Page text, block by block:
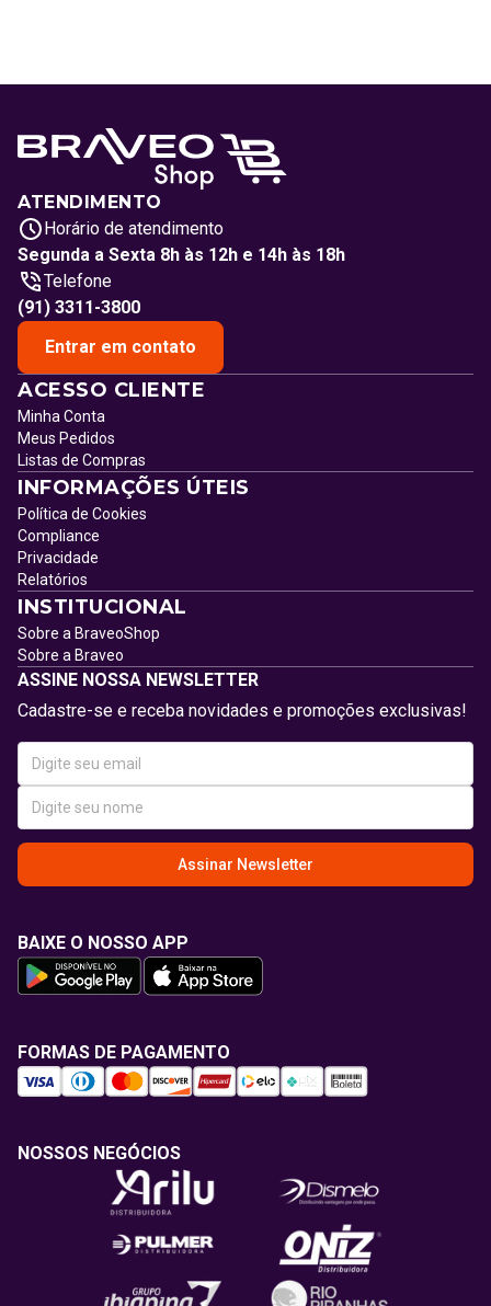
ATENDIMENTO
Horário de atendimento
Segunda a Sexta 8h às 12h e 14h às 18h
Telefone
(91) 3311-3800
Entrar em contato
ACESSO CLIENTE
Minha Conta
Meus Pedidos
Listas de Compras
INFORMAÇÕES ÚTEIS
Política de Cookies
Compliance
Privacidade
Relatórios
INSTITUCIONAL
Sobre a BraveoShop
Sobre a Braveo
ASSINE NOSSA NEWSLETTER
Cadastre-se e receba novidades e promoções exclusivas!
Assinar Newsletter
BAIXE O NOSSO APP
FORMAS DE PAGAMENTO
NOSSOS NEGÓCIOS